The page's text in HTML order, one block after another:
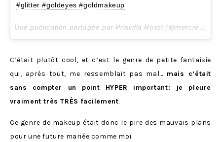
#glitter #goldeyes #goldmakeup
Une publication partagée par Priscilla Rossi (@mercredieblog) le
C’était plutôt cool, et c’est le genre de petite fantaisie
qui, après tout, me ressemblait pas mal… mais c’était
sans compter un point HYPER important: je pleure
vraiment très TRÈS facilement.
Ce genre de makeup était donc le pire des mauvais plans
pour une future mariée comme moi.